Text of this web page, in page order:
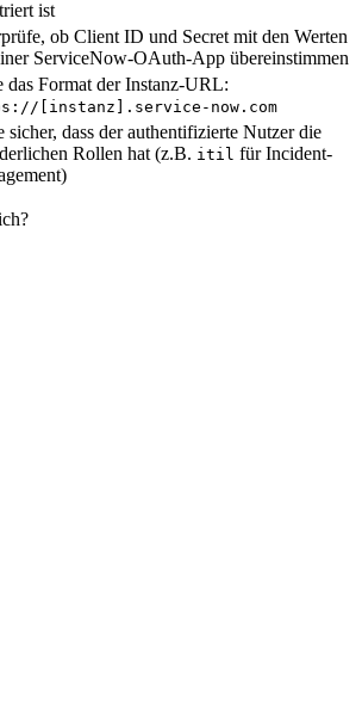
ist
ob Client ID und Secret mit den Werten
ServiceNow-OAuth-App übereinstimmen
das Format der Instanz-URL:
[instanz].service-now.com
sicher, dass der authentifizierte Nutzer die
Rollen hat (z.B. itil für Incident-